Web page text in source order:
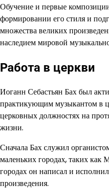
Обучение и первые
формировании его стиля и
множества великих
наследием мировой
Работа в церкви
Иоганн Себастьян Бах был
практикующим музыкантом в
церковных должностях на
жизни.
Сначала Бах служил
маленьких городах, таких
городах он написал и
произведения.